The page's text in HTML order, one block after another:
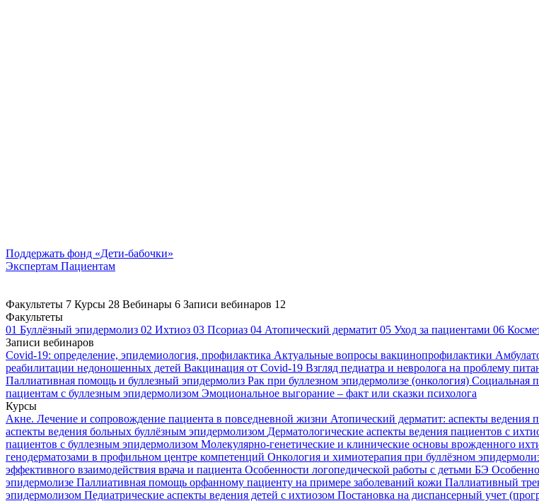
Поддержать фонд «Дети-бабочки»
Экспертам Пациентам
Факультеты 7 Курсы 28 Вебинары 6 Записи вебинаров 12
Факультеты
01 Буллёзный эпидермолиз 02 Ихтиоз 03 Псориаз 04 Атопический дерматит 05 Уход за пациентами 06
Записи вебинаров
Covid-19: определение, эпидемиология, профилактика Актуальные вопросы вакцинопрофилактики
реабилитации недоношенных детей Вакцинация от Covid-19 Взгляд педиатра и невролога на проблему
Паллиативная помощь и буллезный эпидермолиз Рак при буллезном эпидермолизе (онкология) Социальная
пациентам с буллезным эпидермолизом Эмоциональное выгорание – факт или сказки психолога
Курсы
Акне. Лечение и сопровождение пациента в повседневной жизни Атопический дерматит: аспекты ведения
аспекты ведения больных буллёзным эпидермолизом Дерматологические аспекты ведения пациентов с
пациентов с буллезным эпидермолизом Молекулярно-генетические и клинические основы врожденного
генодерматозами в профильном центре компетенций Онкология и химиотерапия при буллёзном
эффективного взаимодействия врача и пациента Особенности логопедической работы с детьми БЭ
эпидермолизе Паллиативная помощь орфанному пациенту на примере заболеваний кожи Паллиативный
эпидермолизом Педиатрические аспекты ведения детей с ихтиозом Постановка на диспансерный учет